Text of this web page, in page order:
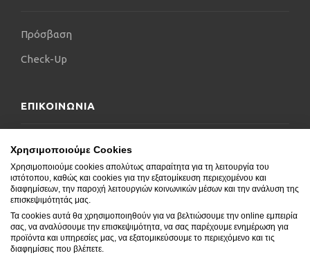
Πρόσβαση
Check-Up
ΕΠΙΚΟΙΝΩΝΙΑ
Επικοινωνήστε μαζί μας
Δήλωση Προσβασιμότητας
Συχνές Ερωτήσεις
Blog
Χρησιμοποιούμε Cookies
Χρησιμοποιούμε cookies απολύτως απαραίτητα για τη λειτουργία του
ιστότοπου, καθώς και cookies για την εξατομίκευση περιεχομένου και
διαφημίσεων, την παροχή λειτουργιών κοινωνικών μέσων και την ανάλυση της
επισκεψιμότητάς μας.
Τα cookies αυτά θα χρησιμοποιηθούν για να βελτιώσουμε την online εμπειρία
σας, να αναλύσουμε την επισκεψιμότητα, να σας παρέχουμε ενημέρωση για
προϊόντα και υπηρεσίες μας, να εξατομικεύσουμε το περιεχόμενο και τις
διαφημίσεις που βλέπετε.